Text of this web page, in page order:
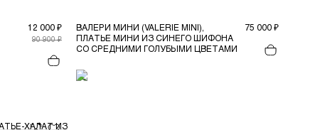
12 000 ₽
90 900 ₽
ВАЛЕРИ МИНИ (VALERIE MINI),
ПЛАТЬЕ МИНИ ИЗ СИНЕГО ШИФОНА
СО СРЕДНИМИ ГОЛУБЫМИ ЦВЕТАМИ
75 000 ₽